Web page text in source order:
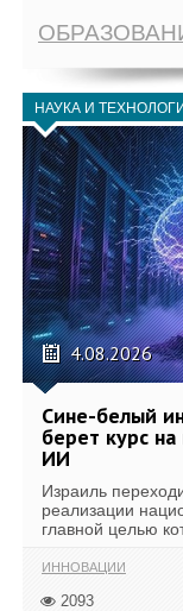
НАУКА И
4.08.2026
Сине-белый
берет курс
ИИ
Израиль
реализации
главной целью
ИННОВАЦИИ
2093